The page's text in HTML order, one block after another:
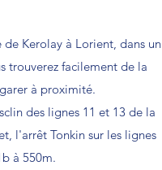
Kerolay à Lorient, dans un
trouverez facilement de la
à proximité.
des lignes 11 et 13 de la
l'arrêt Tonkin sur les lignes
à 550m.